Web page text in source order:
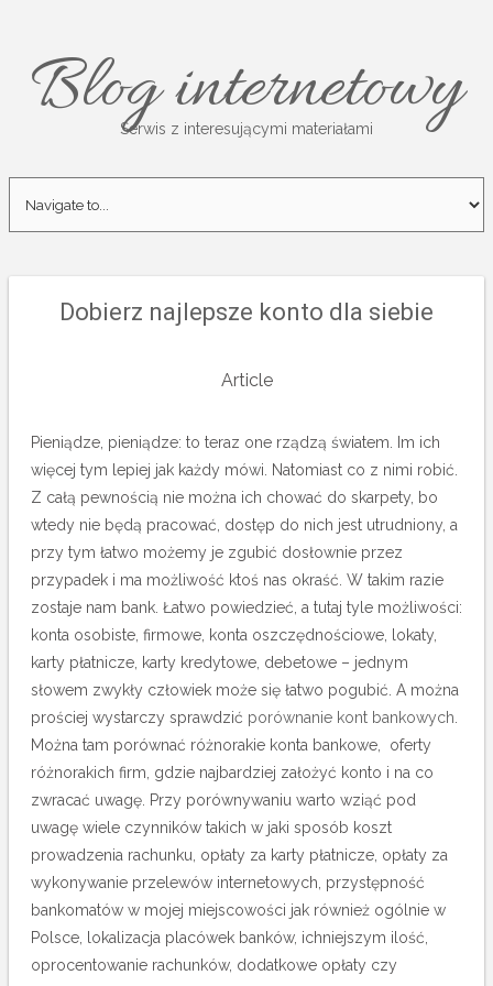
Blog internetowy
Serwis z interesującymi materiałami
Dobierz najlepsze konto dla siebie
Article
Pieniądze, pieniądze: to teraz one rządzą światem. Im ich
więcej tym lepiej jak każdy mówi. Natomiast co z nimi robić.
Z całą pewnością nie można ich chować do skarpety, bo
wtedy nie będą pracować, dostęp do nich jest utrudniony, a
przy tym łatwo możemy je zgubić dosłownie przez
przypadek i ma możliwość ktoś nas okraść. W takim razie
zostaje nam bank. Łatwo powiedzieć, a tutaj tyle możliwości:
konta osobiste, firmowe, konta oszczędnościowe, lokaty,
karty płatnicze, karty kredytowe, debetowe – jednym
słowem zwykły człowiek może się łatwo pogubić. A można
prościej wystarczy sprawdzić porównanie kont bankowych
Można tam porównać różnorakie konta bankowe, oferty
różnorakich firm, gdzie najbardziej założyć konto i na co
zwracać uwagę. Przy porównywaniu warto wziąć pod
uwagę wiele czynników takich w jaki sposób koszt
prowadzenia rachunku, opłaty za karty płatnicze, opłaty za
wykonywanie przelewów internetowych, przystępność
bankomatów w mojej miejscowości jak również ogólnie w
Polsce, lokalizacja placówek banków, ichniejszym ilość,
oprocentowanie rachunków, dodatkowe opłaty czy